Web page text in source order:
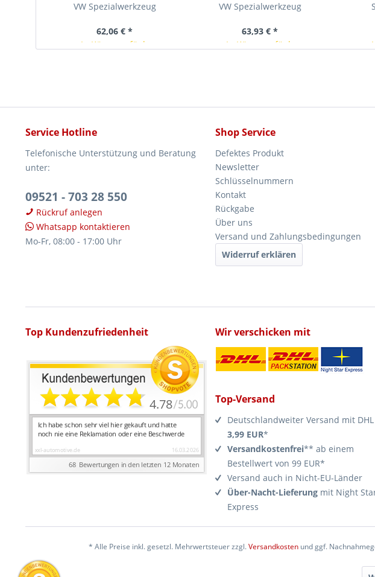
VW Spezialwerkzeug
62,06 € *
In Kürze verfügbar
VW Spezialwerkzeug
63,93 € *
In Kürze verfügbar
Service Hotline
Telefonische Unterstützung und Beratung
unter:
09521 - 703 28 550
Rückruf anlegen
Whatsapp kontaktieren
Mo-Fr, 08:00 - 17:00 Uhr
Shop Service
Defektes Produkt
Newsletter
Schlüsselnummern
Kontakt
Rückgabe
Über uns
Versand und Zahlungsbedingungen
Widerruf erklären
Top Kundenzufriedenheit Wir verschicken mit
Top-Versand
Deutschlandweiter Versand mit DHL
3,99 EUR*
Versandkostenfrei** ab einem
Bestellwert von 99 EUR*
Versand auch in Nicht-EU-Länder
Über-Nacht-Lieferung mit Night
Express
* Alle Preise inkl. gesetzl. Mehrwertsteuer zzgl.Versandkosten und ggf.